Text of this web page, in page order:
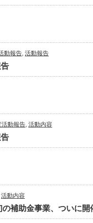
動報告, 活動報告
動報告, 活動内容
活動内容
の補助金事業、ついに